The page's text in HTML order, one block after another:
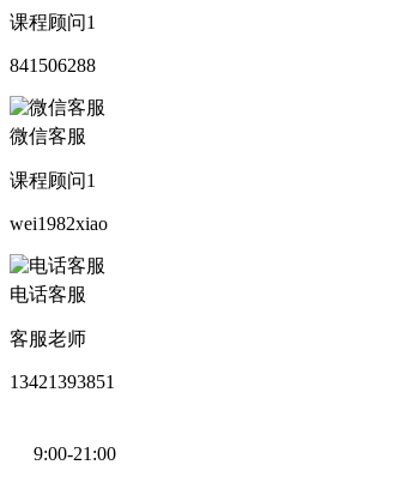
课程顾问1
841506288
微信客服
课程顾问1
wei1982xiao
电话客服
客服老师
13421393851
9:00-21:00